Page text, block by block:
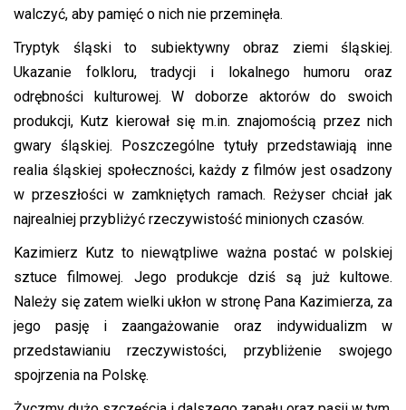
walczyć, aby pamięć o nich nie przeminęła.
Tryptyk śląski to subiektywny obraz ziemi śląskiej.
Ukazanie folkloru, tradycji i lokalnego humoru oraz
odrębności kulturowej. W doborze aktorów do swoich
produkcji, Kutz kierował się m.in. znajomością przez nich
gwary śląskiej. Poszczególne tytuły przedstawiają inne
realia śląskiej społeczności, każdy z filmów jest osadzony
w przeszłości w zamkniętych ramach. Reżyser chciał jak
najrealniej przybliżyć rzeczywistość minionych czasów.
Kazimierz Kutz to niewątpliwe ważna postać w polskiej
sztuce filmowej. Jego produkcje dziś są już kultowe.
Należy się zatem wielki ukłon w stronę Pana Kazimierza, za
jego pasję i zaangażowanie oraz indywidualizm w
przedstawianiu rzeczywistości, przybliżenie swojego
spojrzenia na Polskę.